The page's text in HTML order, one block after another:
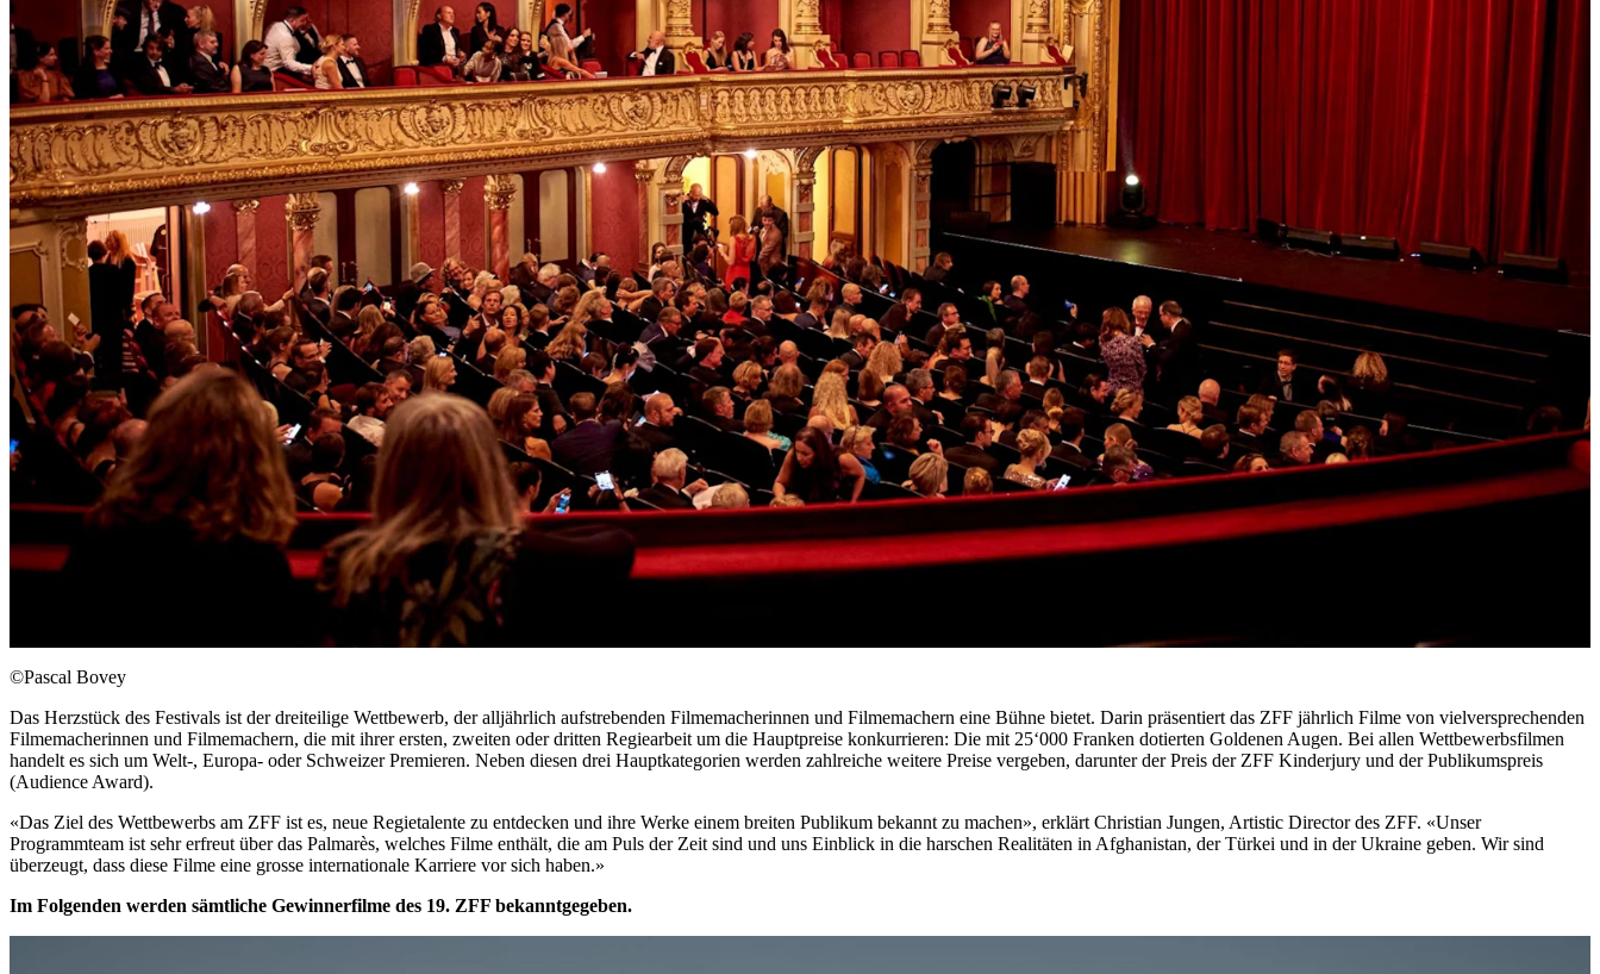
©Pascal Bovey
Das Herzstück des Festivals ist der dreiteilige Wettbewerb, der alljährlich aufstrebenden Filmemacherinnen und Filmemachern eine Bühne bietet. Darin präsentiert das ZFF jährlich Filme von vielversprechenden
Filmemacherinnen und Filmemachern, die mit ihrer ersten, zweiten oder dritten Regiearbeit um die Hauptpreise konkurrieren: Die mit 25‘000 Franken dotierten Goldenen Augen. Bei allen Wettbewerbsfilmen
handelt es sich um Welt-, Europa- oder Schweizer Premieren. Neben diesen drei Hauptkategorien werden zahlreiche weitere Preise vergeben, darunter der Preis der ZFF Kinderjury und der Publikumspreis
(Audience Award).
«Das Ziel des Wettbewerbs am ZFF ist es, neue Regietalente zu entdecken und ihre Werke einem breiten Publikum bekannt zu machen», erklärt Christian Jungen, Artistic Director des ZFF. «Unser
Programmteam ist sehr erfreut über das Palmarès, welches Filme enthält, die am Puls der Zeit sind und uns Einblick in die harschen Realitäten in Afghanistan, der Türkei und in der Ukraine geben. Wir sind
überzeugt, dass diese Filme eine grosse internationale Karriere vor sich haben.»
Im Folgenden werden sämtliche Gewinnerfilme des 19. ZFF bekanntgegeben.